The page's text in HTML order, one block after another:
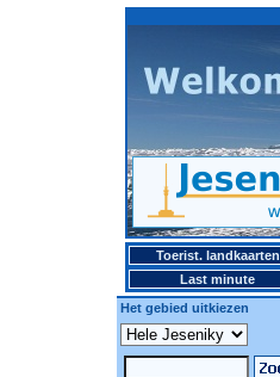
Toerist. landkaarten
Last minute
Het gebied uitkiezen